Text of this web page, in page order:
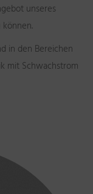
unseres
in den Bereichen
mit Schwachstrom